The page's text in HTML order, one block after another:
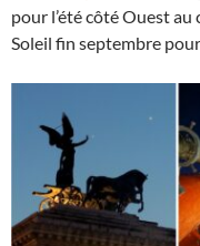
pour l’été côté Ouest
Soleil fin septembre pour